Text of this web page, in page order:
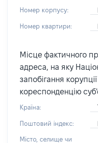
Номер корпусу:
Номер квартири:
Місце фактичного
адреса, на яку
запобігання
кореспонденцію
Країна:
Поштовий індекс:
Місто, селище чи